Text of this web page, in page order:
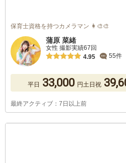
保育士資格を持つカメラマン 👩‍🎨🎨
蒲原 菜緒
女性 撮影実績67回
4.95
55件
平日 33,000 円土日祝
最終アクティブ：7日以上前